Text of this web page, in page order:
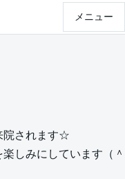
メニュー
院されます☆
しみにしています（＾